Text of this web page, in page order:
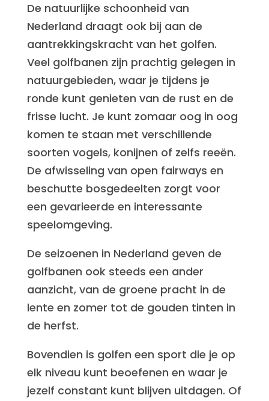
De natuurlijke schoonheid van
Nederland draagt ook bij aan de
aantrekkingskracht van het golfen.
Veel golfbanen zijn prachtig gelegen in
natuurgebieden, waar je tijdens je
ronde kunt genieten van de rust en de
frisse lucht. Je kunt zomaar oog in oog
komen te staan met verschillende
soorten vogels, konijnen of zelfs reeën.
De afwisseling van open fairways en
beschutte bosgedeelten zorgt voor
een gevarieerde en interessante
speelomgeving.
De seizoenen in Nederland geven de
golfbanen ook steeds een ander
aanzicht, van de groene pracht in de
lente en zomer tot de gouden tinten in
de herfst.
Bovendien is golfen een sport die je op
elk niveau kunt beoefenen en waar je
jezelf constant kunt blijven uitdagen. Of